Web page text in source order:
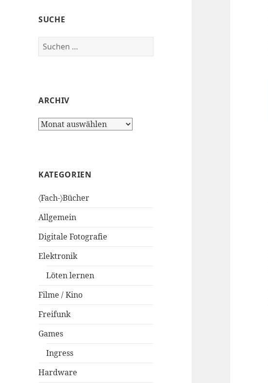
SUCHE
Suchen
nach:
ARCHIV
Archiv
KATEGORIEN
〈Fach-〉Bücher
Allgemein
Digitale Fotografie
Elektronik
Löten lernen
Filme / Kino
Freifunk
Games
Ingress
Hardware